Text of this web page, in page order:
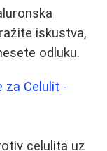
iskustva,
odluku.
za Celulit -
celulita uz